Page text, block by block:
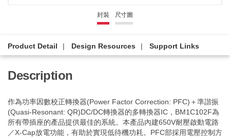
封裝 尺寸圖
Product Detail Design Resources Support Links
Description
作為功率因數校正轉換器(Power Factor Correction: PFC)＋準諧振
(Quasi-Resonant: QR)DC/DC轉換器的多轉換器IC，BM1C102F為
所有帶插座的產品提供最佳的系統。本產品內建650V耐壓啟動電路
／X-Cap放電功能，有助於實現低待機功耗。PFC部採用電壓控制方